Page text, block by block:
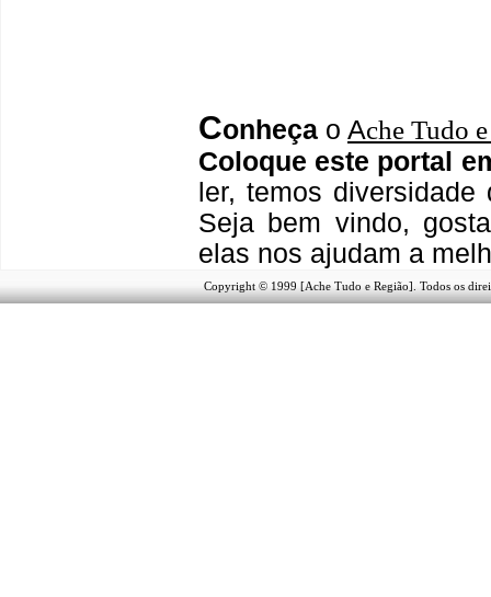
Conheça o Ache Tudo
Coloque este portal
ler, temos diversidade
Seja bem vindo, g
elas nos ajudam a
Copyright © 1999 [Ache Tudo e Região]. Todos os